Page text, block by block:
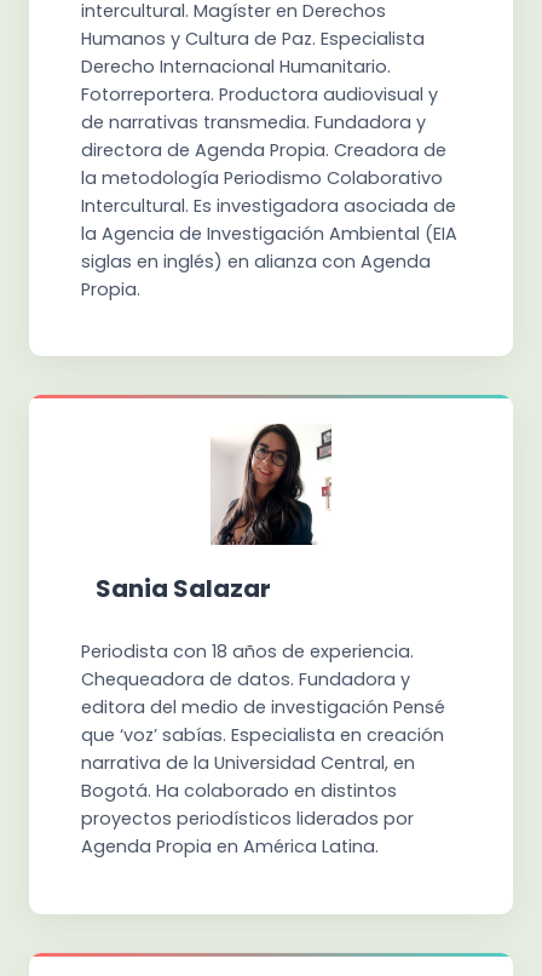
intercultural. Magíster en Derechos
Humanos y Cultura de Paz. Especialista
Derecho Internacional Humanitario.
Fotorreportera. Productora audiovisual y
de narrativas transmedia. Fundadora y
directora de Agenda Propia. Creadora de
la metodología Periodismo Colaborativo
Intercultural. Es investigadora asociada de
la Agencia de Investigación Ambiental (EIA
siglas en inglés) en alianza con Agenda
Propia.
Sania Salazar
Periodista con 18 años de experiencia.
Chequeadora de datos. Fundadora y
editora del medio de investigación Pensé
que ‘voz’ sabías. Especialista en creación
narrativa de la Universidad Central, en
Bogotá. Ha colaborado en distintos
proyectos periodísticos liderados por
Agenda Propia en América Latina.